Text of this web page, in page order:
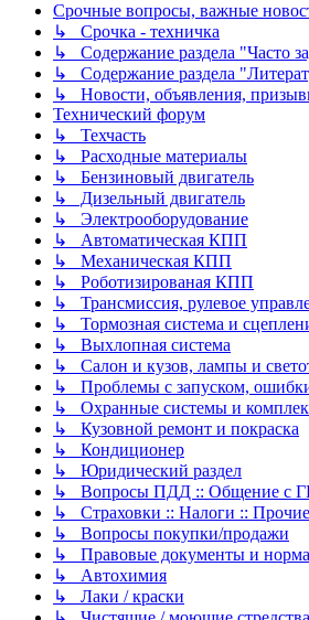
Срочные вопросы, важные
↳ Срочка - техничка
↳ Содержание раздела "Часто
↳ Содержание раздела
↳ Новости, объявления,
Технический форум
↳ Техчасть
↳ Расходные материалы
↳ Бензиновый двигатель
↳ Дизельный двигатель
↳ Электрооборудование
↳ Автоматическая КПП
↳ Механическая КПП
↳ Роботизированая КПП
↳ Трансмиссия, рулевое
↳ Тормозная система и
↳ Выхлопная система
↳ Салон и кузов, лампы и
↳ Проблемы с запуском,
↳ Охранные системы и
↳ Кузовной ремонт и покраска
↳ Кондиционер
↳ Юридический раздел
↳ Вопросы ПДД :: Общение с
↳ Страховки :: Налоги ::
↳ Вопросы покупки/продажи
↳ Правовые документы и
↳ Автохимия
↳ Лаки / краски